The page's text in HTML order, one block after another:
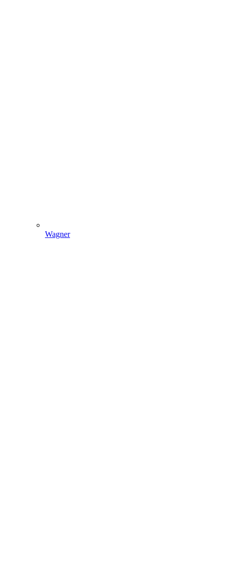
Wagner